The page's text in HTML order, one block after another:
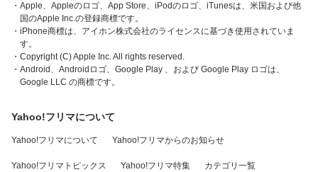
・Apple、Appleのロゴ、App Store、iPodのロゴ、iTunesは、米国および他
国のApple Inc.の登録商標です。
・iPhone商標は、アイホン株式会社のライセンスに基づき使用されていま
す。
・Copyright (C) Apple Inc. All rights reserved.
・Android、Androidロゴ、Google Play 、および Google Play ロゴは、
Google LLC の商標です。
Yahoo!フリマについて
Yahoo!フリマについて Yahoo!フリマからのお知らせ
Yahoo!フリマトピックス Yahoo!フリマ特集 カテゴリ一覧